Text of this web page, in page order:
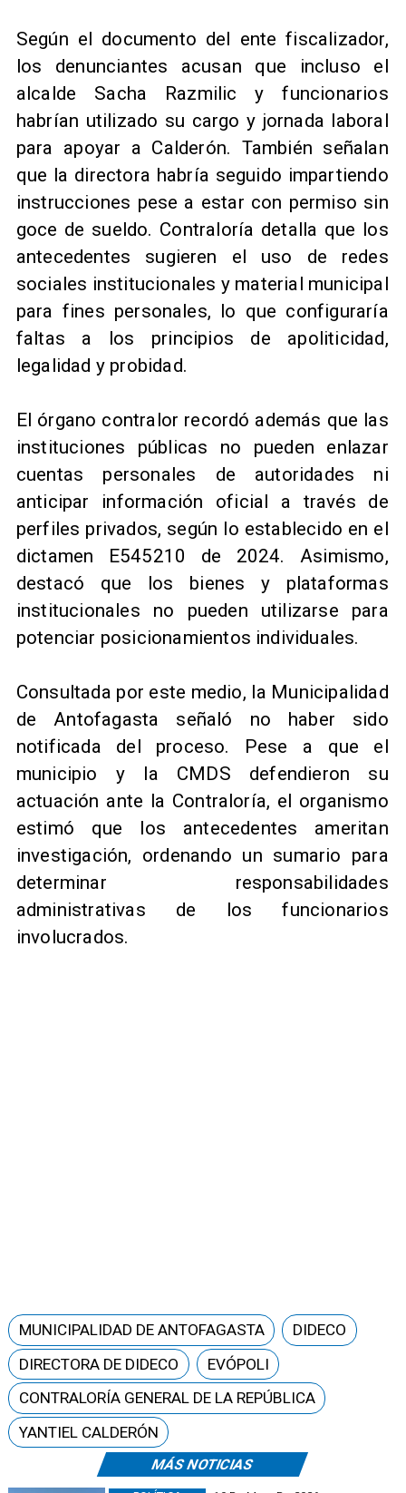
Según el documento del ente fiscalizador,
los denunciantes acusan que incluso el
alcalde Sacha Razmilic y funcionarios
habrían utilizado su cargo y jornada laboral
para apoyar a Calderón. También señalan
que la directora habría seguido impartiendo
instrucciones pese a estar con permiso sin
goce de sueldo. Contraloría detalla que los
antecedentes sugieren el uso de redes
sociales institucionales y material municipal
para fines personales, lo que configuraría
faltas a los principios de apoliticidad,
legalidad y probidad.
El órgano contralor recordó además que las
instituciones públicas no pueden enlazar
cuentas personales de autoridades ni
anticipar información oficial a través de
perfiles privados, según lo establecido en el
dictamen E545210 de 2024. Asimismo,
destacó que los bienes y plataformas
institucionales no pueden utilizarse para
potenciar posicionamientos individuales.
Consultada por este medio, la Municipalidad
de Antofagasta señaló no haber sido
notificada del proceso. Pese a que el
municipio y la CMDS defendieron su
actuación ante la Contraloría, el organismo
estimó que los antecedentes ameritan
investigación, ordenando un sumario para
determinar responsabilidades
administrativas de los funcionarios
involucrados.
MÁS NOTICIAS
MUNICIPALIDAD DE ANTOFAGASTA
DIDECO
DIRECTORA DE DIDECO
EVÓPOLI
CONTRALORÍA GENERAL DE LA REPÚBLICA
YANTIEL CALDERÓN